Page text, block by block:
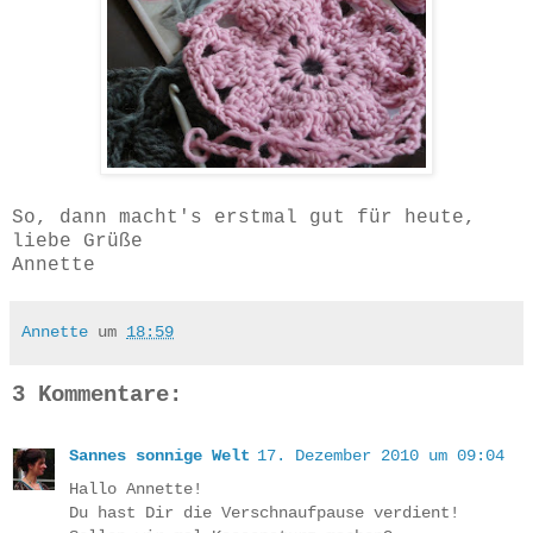
So, dann macht's erstmal gut für heute,
liebe Grüße
Annette
Annette um 18:59
3 Kommentare:
Sannes sonnige Welt 17. Dezember 2010 um 09:04
Hallo Annette!
Du hast Dir die Verschnaufpause verdient!